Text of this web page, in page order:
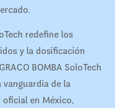
redefine los
y la dosificación
BOMBA SoloTech
vanguardia de la
en México,